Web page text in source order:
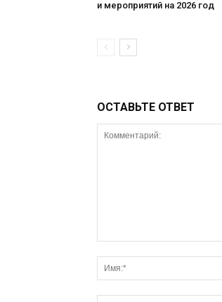
и мероприятий на 2026 год
ОСТАВЬТЕ ОТВЕТ